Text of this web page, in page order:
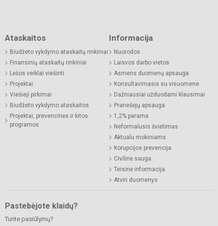
Ataskaitos
Biudžeto vykdymo ataskaitų rinkiniai
Finansinių ataskaitų rinkiniai
Lėšos veiklai viešinti
Projektai
Viešieji pirkimai
Biudžeto vykdymo ataskaitos
Projektai, prevencinės ir kitos
programos
Informacija
Nuorodos
Laisvos darbo vietos
Asmens duomenų apsauga
Konsultavimasis su visuomene
Dažniausiai užduodami klausimai
Pranešėjų apsauga
1,2% parama
Neformalusis švietimas
Aktualu mokiniams
Korupcijos prevencija
Civilinė sauga
Teisinė informacija
Atviri duomenys
Pastebėjote klaidų?
Turite pasiūlymų?